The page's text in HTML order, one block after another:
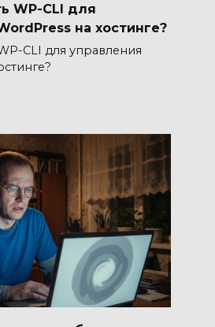
WP-CLI для
на хостинге?
CLI для управления